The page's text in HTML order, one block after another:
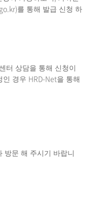
를 통해 발급 신청 하
터 상담을 통해 신청이
인 경우 HRD-Net을 통해
방문 해 주시기 바랍니